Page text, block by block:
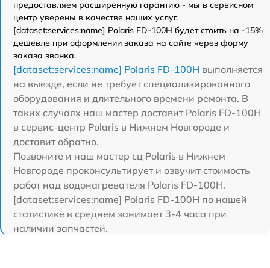
предоставляем расширенную гарантию - мы в сервисном
центр уверены в качестве наших услуг.
[dataset:services:name] Polaris FD-100H будет стоить на -15%
дешевле при оформлении заказа на сайте через форму
заказа звонка.
[dataset:services:name] Polaris FD-100H выполняется
на выезде, если не требует специализированного
оборудования и длительного времени ремонта. В
таких случаях наш мастер доставит Polaris FD-100H
в сервис-центр Polaris в Нижнем Новгороде и
доставит обратно.
Позвоните и наш мастер сц Polaris в Нижнем
Новгороде проконсультирует и озвучит стоимость
работ над водонагревателя Polaris FD-100H.
[dataset:services:name] Polaris FD-100H по нашей
статистике в среднем занимает 3-4 часа при
наличии запчастей.